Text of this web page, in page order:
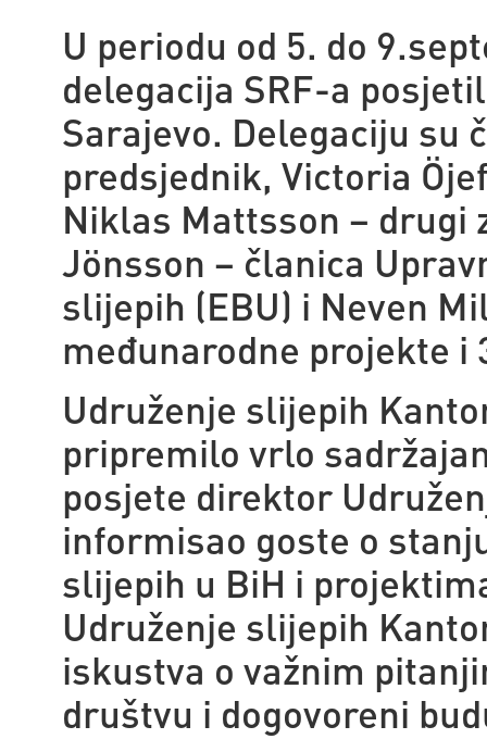
U periodu od 5. do
delegacija SRF-a
Sarajevo. Delegaciju su
predsjednik, Victoria
Niklas Mattsson – drugi
Jönsson – članica
slijepih (EBU) i Neven
međunarodne projekte i
Udruženje slijepih
pripremilo vrlo
posjete direktor
informisao goste o
slijepih u BiH i
Udruženje slijepih
iskustva o važnim
društvu i dogovoreni